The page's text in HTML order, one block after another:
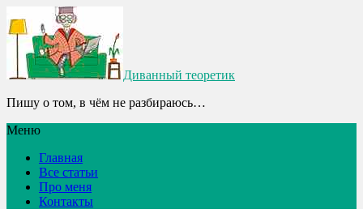
Диванный теоретик
Пишу о том, в чём не разбираюсь…
Меню
Главная
Все статьи
Про меня
Контакты